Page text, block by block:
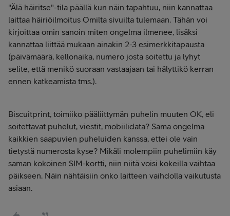
"Älä häiritse"-tila päällä kun näin tapahtuu, niin kannattaa
laittaa häiriöilmoitus Omilta sivuilta tulemaan. Tähän voi
kirjoittaa omin sanoin miten ongelma ilmenee, lisäksi
kannattaa liittää mukaan ainakin 2-3 esimerkkitapausta
(päivämäärä, kellonaika, numero josta soitettu ja lyhyt
selite, että menikö suoraan vastaajaan tai hälyttikö kerran
ennen katkeamista tms.).
Biscuitprint, toimiiko pääliittymän puhelin muuten OK, eli
soitettavat puhelut, viestit, mobiilidata? Sama ongelma
kaikkien saapuvien puheluiden kanssa, ettei ole vain
tietystä numerosta kyse? Mikäli molempiin puhelimiin käy
saman kokoinen SIM-kortti, niin niitä voisi kokeilla vaihtaa
päikseen. Näin nähtäisiin onko laitteen vaihdolla vaikutusta
asiaan.